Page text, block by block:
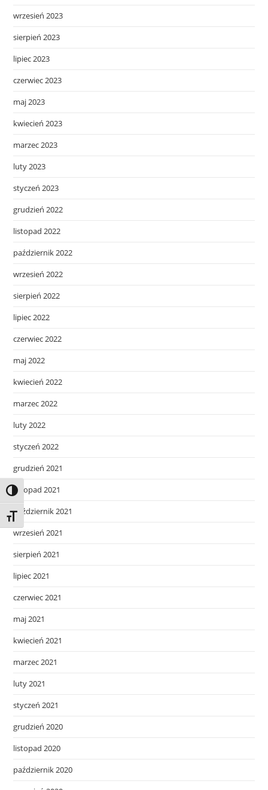
Toggle High Contrast
Toggle Font size
wrzesień 2023
sierpień 2023
lipiec 2023
czerwiec 2023
maj 2023
kwiecień 2023
marzec 2023
luty 2023
styczeń 2023
grudzień 2022
listopad 2022
październik 2022
wrzesień 2022
sierpień 2022
lipiec 2022
czerwiec 2022
maj 2022
kwiecień 2022
marzec 2022
luty 2022
styczeń 2022
grudzień 2021
listopad 2021
październik 2021
wrzesień 2021
sierpień 2021
lipiec 2021
czerwiec 2021
maj 2021
kwiecień 2021
marzec 2021
luty 2021
styczeń 2021
grudzień 2020
listopad 2020
październik 2020